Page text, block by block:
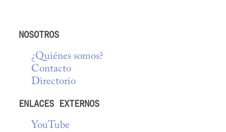
NOSOTROS
¿Quiénes somos?
Contacto
Directorio
ENLACES EXTERNOS
YouTube